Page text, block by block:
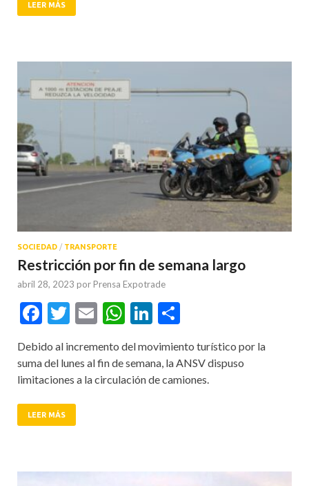
LEER MÁS
SOCIEDAD / TRANSPORTE
Restricción por fin de semana largo
abril 28, 2023 por Prensa Expotrade
Facebook
Twitter
EmailWhatsApp
LinkedIn
Debido al incremento del movimiento turístico por la
suma del lunes al fin de semana, la ANSV dispuso
limitaciones a la circulación de camiones.
LEER MÁS